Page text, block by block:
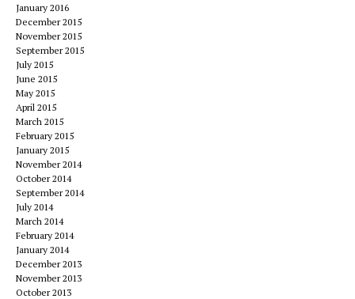
January 2016
December 2015
November 2015
September 2015
July 2015
June 2015
May 2015
April 2015
March 2015
February 2015
January 2015
November 2014
October 2014
September 2014
July 2014
March 2014
February 2014
January 2014
December 2013
November 2013
October 2013